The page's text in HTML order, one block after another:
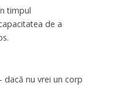
timpul
de a
dacă nu vrei un corp